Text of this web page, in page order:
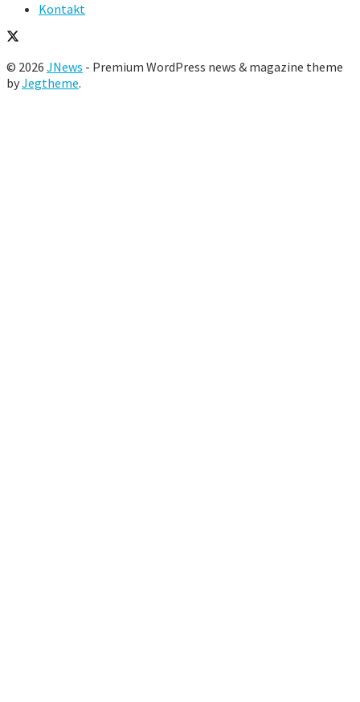
Kontakt
© 2026 JNews - Premium WordPress news & magazine theme
byJegtheme.